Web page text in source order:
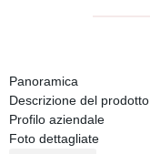
Panoramica
Descrizione del prodotto
Profilo aziendale
Foto dettagliate